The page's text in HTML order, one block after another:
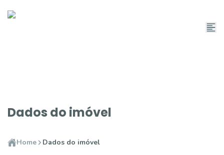
Dados do imóvel
Home Dados do imóvel